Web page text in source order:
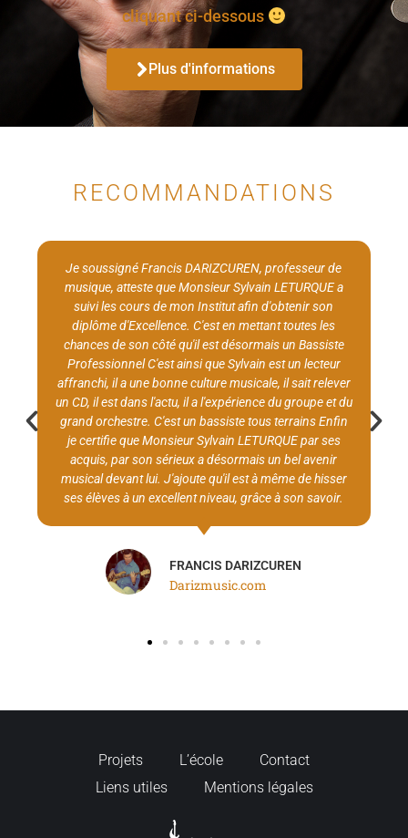
cliquant ci-dessous
Plus d'informations
RECOMMANDATIONS
Après quatre années de cours passées à mes côtés,
appuyées par ma méthode de basse "Même pas peur ",
sa persévérance et son investissement personnel lui
ouvrent les portes de ce métier. Je vous recommande
les qualités musicales et professionnelles de Sylvain
Leturque pour concrétiser vos projets. Bonne et
longue route à toi dans cette profession de musiciens
qui est aussi ta plus grande passion. Rosario
Riccobono
ROSAIRE RICCOBONO
bassiste et professeur de basse.
Projets L’école
Contact
Liens utiles
Mentions légales